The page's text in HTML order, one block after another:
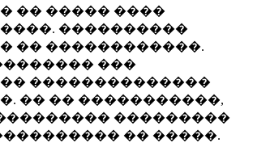
�� ����� ����
����������
�� ������������.
���
��������������
�� �� �����������,
���������
�� �����.